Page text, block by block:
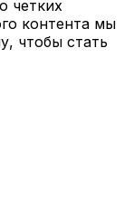
четких
контента мы
чтобы стать